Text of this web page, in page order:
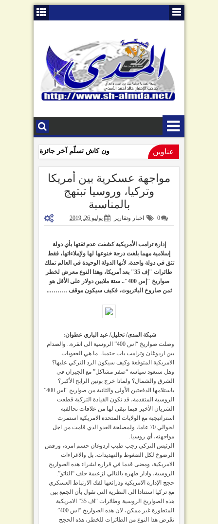
عناوين
ون كاش تسلّم آخر جائزة للفائزين
09:01 AM
مواجهة عسكرية بين أمريكا
وتركيا، وروسيا تبتهج
بالمناسبة
0 اخبار وتقارير يوليو 26, 2019
إدارة ترامب الأمريكية كشفت عدم ثقتها بأي دولة
إسلامية مهما بلغت درجة خنوعها لها ولإملاءاتها، فقط
تثق في دولة واحدة، لأنها الدولة الوحيدة في العالم تملك
طائرات "إف 35" بعد أمريكا، وهذا النوع معرض لخطر
صواريخ "إس 400".. ستة ملايين دولار على الأقل هو
ثمن صاروخ الباتريوت، فكيف سيكون موقف ………..
شبكة المدى/ تحليل/ عبد الباري عطوان:
وصلت صواريخ “اس 400” الروسية الى انقرة.. والصدام
بين اردوغان وترامب بات حتميا.. ما هي العقوبات
الامريكية المتوقعة وكيف سيكون الرد التركي عليها؟
وهل ستعود سياسة “صفر مشاكل” مع الجيران في
الشرق والشمال؟ ولماذا خرج بوتين الرابح الأكبر؟
باستلامها الدفعتين الأولى والثانية من صواريخ “اس 400”
الروسية المتقدمة، قد تكون القيادة التركية قطعت
الشريان الأخير فيما تبقى لها من علاقات تحالفية
استراتيجية مع الولايات المتحدة الامريكية استمرت
لحوالي 70 عاما، ولمصلحة العدو الذي قامت من اجل
مواجهته، أي روسيا.
الرئيس التركي رجب طيب اردوغان حسم امره، ورفض
الرضوخ لكل الضغوط والتهديدات، بل والاغراءات
الامريكية، ومضى قدما في قراره لشراء هذه الصواريخ
الروسية، وادار ظهره بالتالي لزعيمة حلف “الناتو”.
حجج الإدارة الامريكية وذرائعها لفك الارتباط العسكري
مع تركيا استنادا الى النظرية التي تقول بأن الجمع بين
هذه الصواريخ الروسية وطائرات “اف 35” الامريكية
المتطورة غير ممكن، لان هذه الصواريخ “اس 400”
تعّرض هذا النوع من الطائرات للخطر، هذه الحجج